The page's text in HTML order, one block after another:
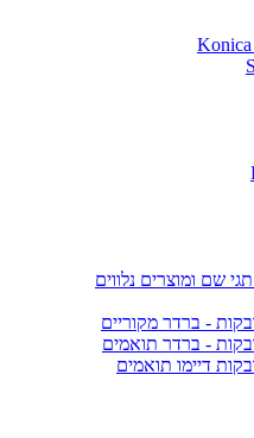
שם ומוצרים נלווים
- ברדר מקוריים
- ברדר תואמים
דיימו תואמים